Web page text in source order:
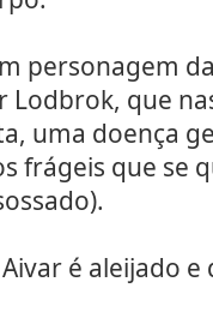
personagem
Lodbrok, que
uma doença
frágeis que se
é aleijado